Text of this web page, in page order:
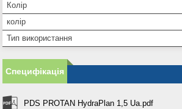
Колір
колір
Тип використання
Специфікація
PDS PROTAN HydraPlan 1,5 Ua.pdf